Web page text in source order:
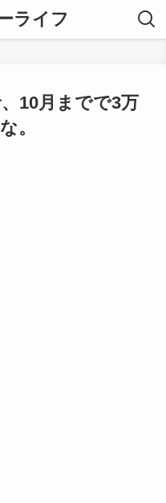
ライフ
10月までで3万
。